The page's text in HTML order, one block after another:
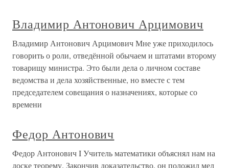
Владимир Антонович Арцимович
Владимир Антонович Арцимович Мне уже приходилось
говорить о роли, отведённой обычаем и штатами второму
товарищу министра. Это были дела о личном составе
ведомства и дела хозяйственные, но вместе с тем
председателем совещания о назначениях, которые со
времени
Федор Антонович
Федор Антонович I Учитель математики объяснял нам на
доске теорему. Закончив доказательство, он положил мел